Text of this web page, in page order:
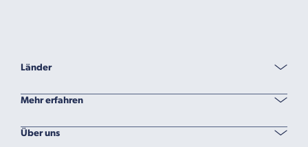
Länder
Mehr erfahren
Über uns